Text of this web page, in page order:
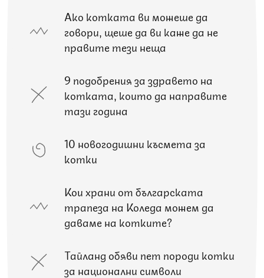
Ако котката ви можеше да
говори, щеше да ви каже да не
правите тези неща
9 подобрения за здравето на
котката, които да направите
тази година
10 новогодишни късмета за
котки
Кои храни от българската
трапеза на Коледа можем да
даваме на котките?
Тайланд обяви пет породи котки
за национални символи